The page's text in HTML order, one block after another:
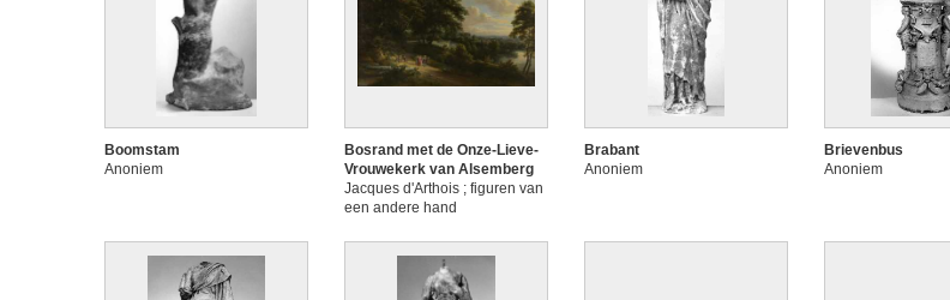
Boomstam
Anoniem
Bosrand met de Onze-Lieve-
Vrouwekerk van Alsemberg
Jacques d'Arthois ; figuren van
een andere hand
Brabant
Anoniem
Brievenbus
Anoniem